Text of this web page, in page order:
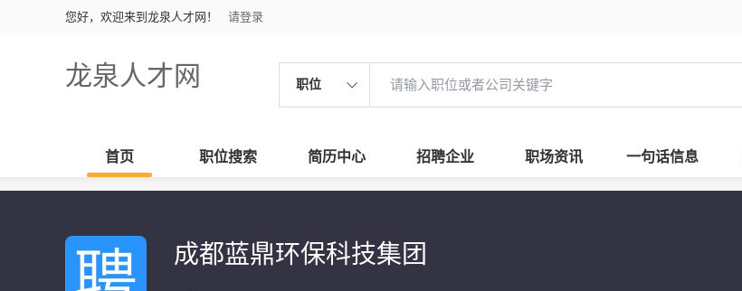
您好，欢迎来到龙泉人才网！ 请登录
龙泉人才网 职位
首页 职位搜索 简历中心 招聘企业 职场资讯 一句话信息
成都蓝鼎环保科技集团